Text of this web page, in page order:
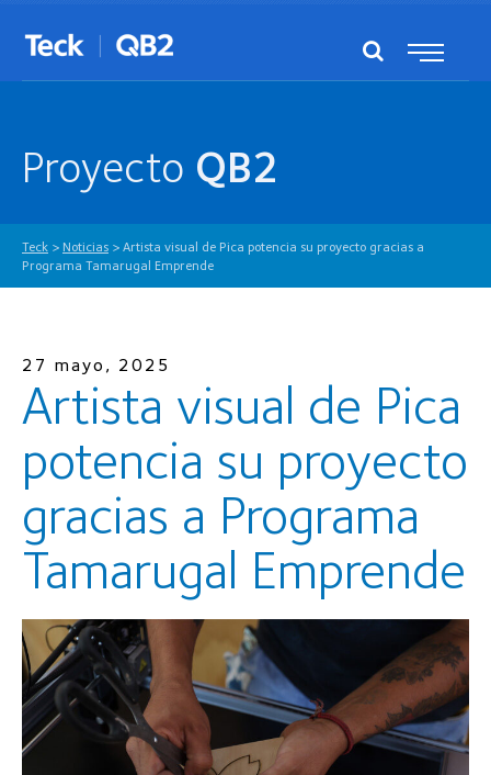
Proyecto QB2
Teck > Noticias > Artista visual de Pica potencia su proyecto gracias a
Programa Tamarugal Emprende
27 mayo, 2025
Artista visual de Pica
potencia su proyecto
gracias a Programa
Tamarugal Emprende